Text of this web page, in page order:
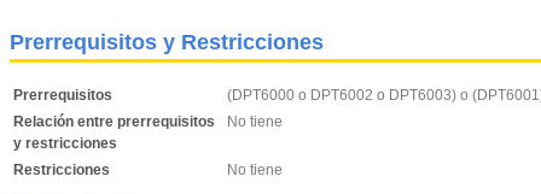
Prerrequisitos y Restricciones
Prerrequisitos
(DPT6000 o DPT6002 o DPT6003) o
Relación entre prerrequisitos
y restricciones
No tiene
Restricciones No tiene